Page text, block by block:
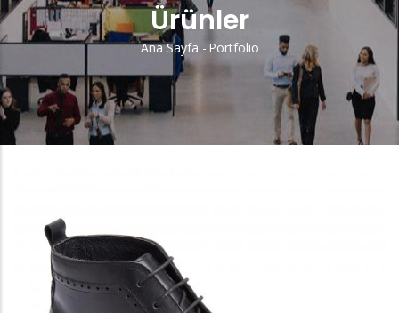
Ürünler
Sayfa
Yolu
Ana Sayfa - Portfolio